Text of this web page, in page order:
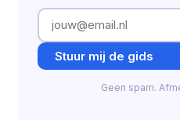
Stuur mij de gids
Geen spam.